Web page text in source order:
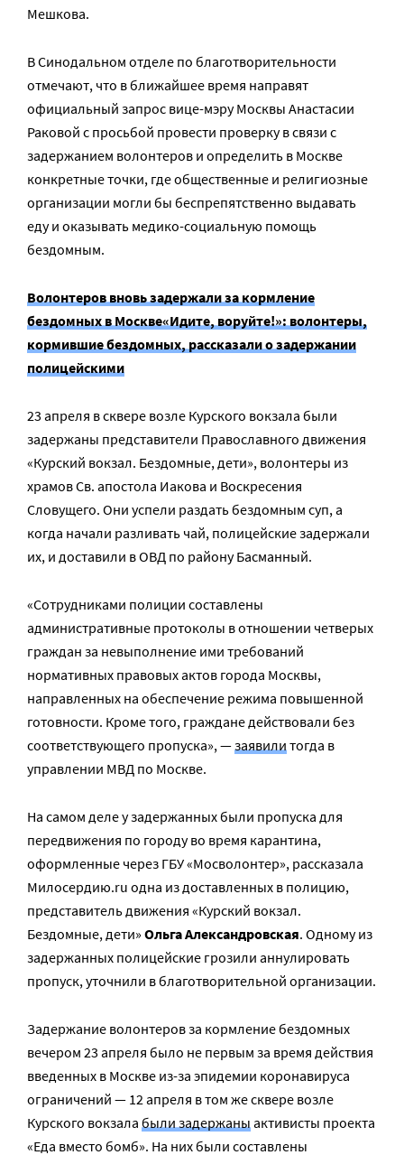
Мешкова.
В Синодальном отделе по благотворительности
отмечают, что в ближайшее время направят
официальный запрос вице-мэру Москвы Анастасии
Раковой с просьбой провести проверку в связи с
задержанием волонтеров и определить в Москве
конкретные точки, где общественные и религиозные
организации могли бы беспрепятственно выдавать
еду и оказывать медико-социальную помощь
бездомным.
Волонтеров вновь задержали за кормление
бездомных в Москве«Идите, воруйте!»: волонтеры,
кормившие бездомных, рассказали о задержании
полицейскими
23 апреля в сквере возле Курского вокзала были
задержаны представители Православного движения
«Курский вокзал. Бездомные, дети», волонтеры из
храмов Св. апостола Иакова и Воскресения
Словущего. Они успели раздать бездомным суп, а
когда начали разливать чай, полицейские задержали
их, и доставили в ОВД по району Басманный.
«Сотрудниками полиции составлены
административные протоколы в отношении четверых
граждан за невыполнение ими требований
нормативных правовых актов города Москвы,
направленных на обеспечение режима повышенной
готовности. Кроме того, граждане действовали без
соответствующего пропуска», —заявилитогда в
управлении МВД по Москве.
На самом деле у задержанных были пропуска для
передвижения по городу во время карантина,
оформленные через ГБУ «Мосволонтер», рассказала
Милосердию.ru одна из доставленных в полицию,
представитель движения «Курский вокзал.
Бездомные, дети» Ольга Александровская. Одному из
задержанных полицейские грозили аннулировать
пропуск, уточнили в благотворительной организации.
Задержание волонтеров за кормление бездомных
вечером 23 апреля было не первым за время действия
введенных в Москве из-за эпидемии коронавируса
ограничений — 12 апреля в том же сквере возле
Курского вокзала были задержаныактивисты проекта
«Еда вместо бомб». На них были составлены